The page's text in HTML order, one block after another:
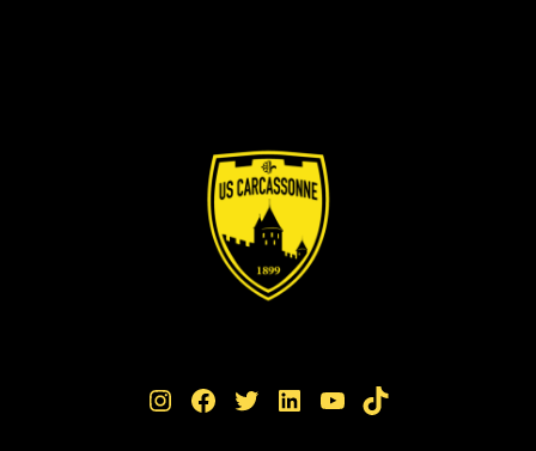
Instagram Facebook Twitter LinkedIn YouTube TikTok